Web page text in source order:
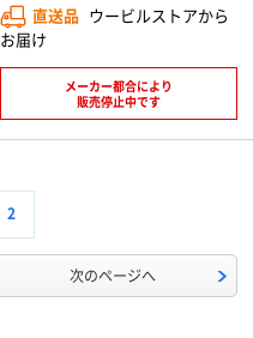
直送品 ウービルストアから
お届け
メーカー都合により
販売停止中です
2
次のページへ